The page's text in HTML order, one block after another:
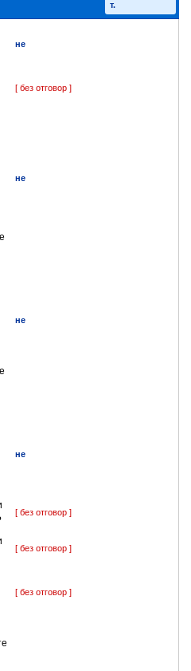
т.
не
[ без отговор ]
не
не
не
[ без отговор ]
[ без отговор ]
[ без отговор ]